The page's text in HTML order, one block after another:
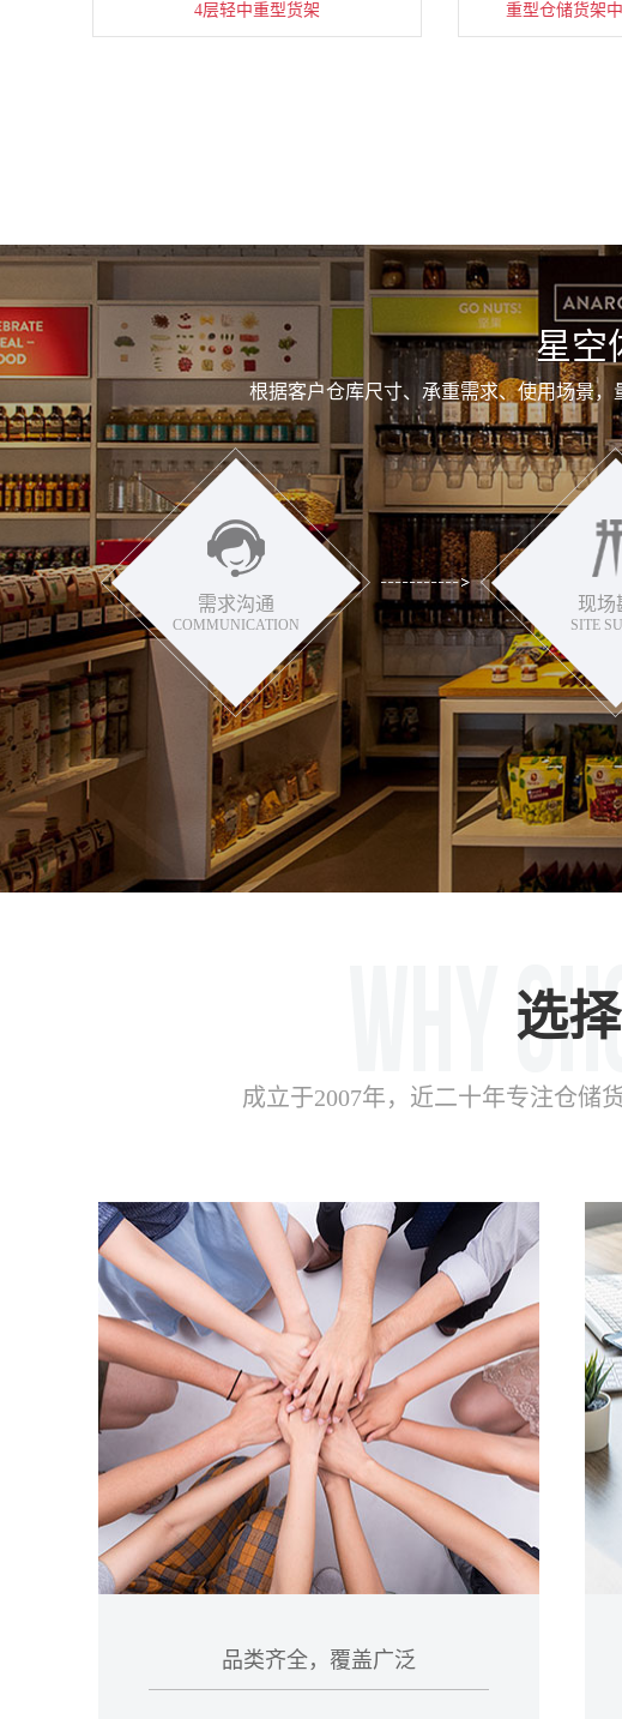
4层轻中重型货架 重型仓储货架
星空
根据客户仓库尺寸、承重需求、使用场景
需求沟通
COMMUNICATION
现场
SITE
选
成立于2007年，近二十年专注仓储
品类齐全，覆盖广泛